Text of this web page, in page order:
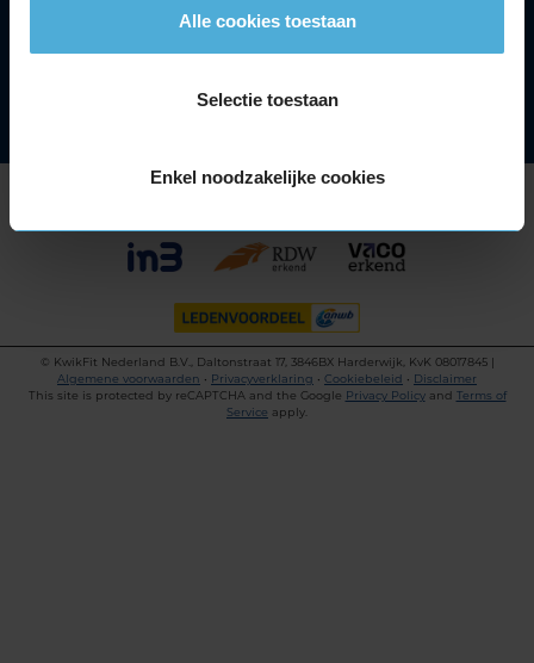
Alle cookies toestaan
Selectie toestaan
Enkel noodzakelijke cookies
©
KwikFit Nederland B.V., Daltonstraat 17, 3846BX Harderwijk, KvK 08017845 |
Algemene voorwaarden • Privacyverklaring • Cookiebeleid • Disclaimer
This site is protected by reCAPTCHA and the Google Privacy Policyand Terms of
Service apply.